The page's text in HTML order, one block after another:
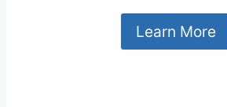
Learn More